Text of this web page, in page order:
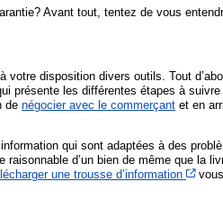
Avant tout, tentez de vous
votre disposition divers outils. Tout
présente les différentes étapes à suivre
de négocier avec le commerçant et en
qui sont adaptées à des
d’un bien de même que la
une trousse d’information Cet